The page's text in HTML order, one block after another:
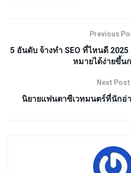
Previous
5 อันดับ จ้างทํา SEO ที่ไหนดี 2025
หมายได้ง่ายขึ้น
Next Post
นิยายแฟนตาซีเวทมนตร์ที่นักอ่